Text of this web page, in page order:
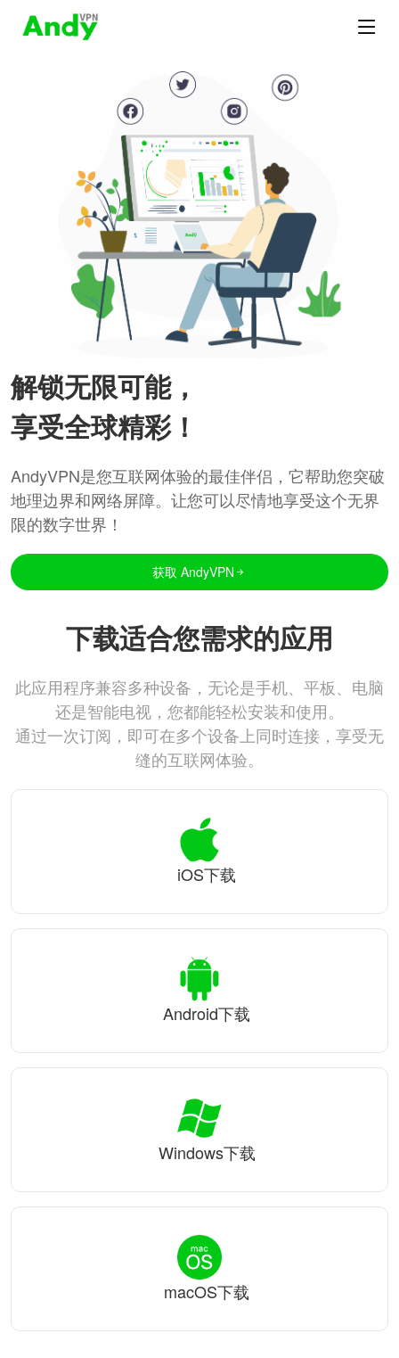
解锁无限可能，
享受全球精彩！
AndyVPN是您互联网体验的最佳伴侣，它帮助您突破
地理边界和网络屏障。让您可以尽情地享受这个无界
限的数字世界！
获取 AndyVPN
下载适合您需求的应用
此应用程序兼容多种设备，无论是手机、平板、电脑
还是智能电视，您都能轻松安装和使用。
通过一次订阅，即可在多个设备上同时连接，享受无
缝的互联网体验。
iOS下载
Android下载
Windows下载
macOS下载